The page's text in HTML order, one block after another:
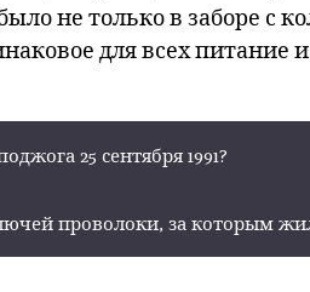
не только в заборе с
для всех питание
25 сентября 1991?
проволоки, за которым